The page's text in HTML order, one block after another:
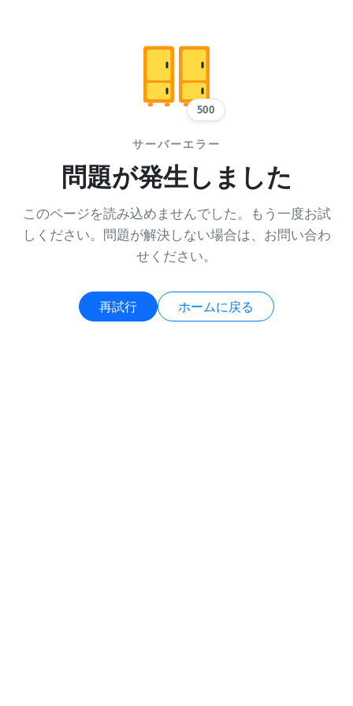
500
サーバーエラー
問題が発生しました
このページを読み込めませんでした。もう一度お試
しください。問題が解決しない場合は、お問い合わ
せください。
再試行 ホームに戻る